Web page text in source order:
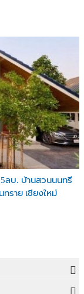
ลบ. บ้านสวนนนทรี
ราย เชียงใหม่